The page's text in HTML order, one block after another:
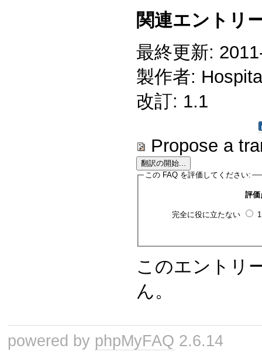
関連エントリ
最終更新:
製作者:
改訂: 1.1
Propose a
この FAQ を評価してください:
評価
完全に役に立たない
このエントリ
ん。
powered by phpMyFAQ 2.6.14